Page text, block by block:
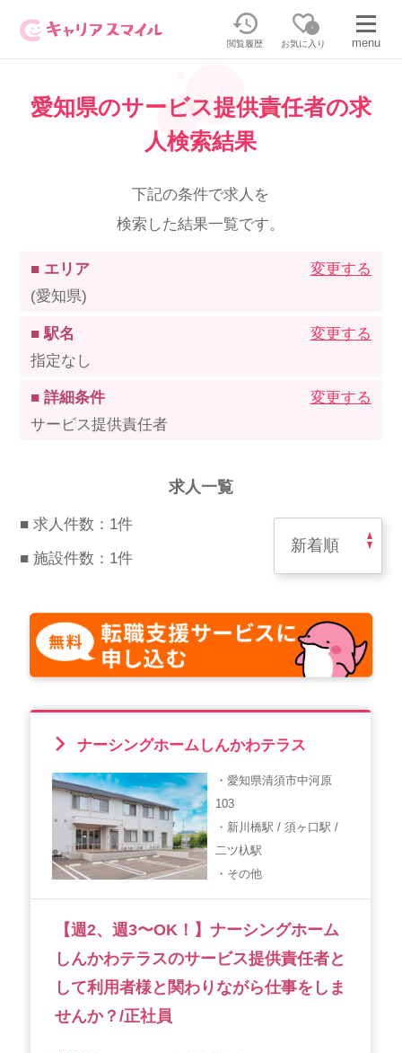
閲覧履歴
0
お気に入り menu
無料相談・お問い合わせはこちら
無料転職相談・お問い合わせの内容を
正社員／パートで働く
派遣で働く
介護の資格取得について
その他のお問い合わせ
採用担当者様はこちら
派遣求人を探す
紹介会社を使うメリットについて
利用者の声
WEB勤怠
会社概要 個人情報保護方針 利用規約
お知らせ 採用担当者様へ
愛知県のサービス提供責任者の求
人検索結果
下記の条件で求人を
検索した結果一覧です。
■ エリア
(愛知県)
変更する
■ 駅名
指定なし
変更する
■ 詳細条件
サービス提供責任者
変更する
求人一覧
■ 求人件数：1件
■ 施設件数：1件
ナーシングホームしんかわテラス
・愛知県清須市中河原
103
・新川橋駅 / 須ヶ口駅 /
二ツ杁駅
・その他
【週2、週3〜OK！】ナーシングホーム
しんかわテラスのサービス提供責任者と
して利用者様と関わりながら仕事をしま
せんか？/正社員